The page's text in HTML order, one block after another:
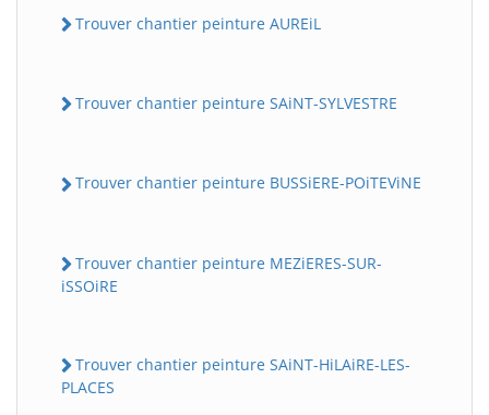
Trouver chantier peinture AUREiL
Trouver chantier peinture SAiNT-SYLVESTRE
Trouver chantier peinture BUSSiERE-POiTEViNE
Trouver chantier peinture MEZiERES-SUR-
iSSOiRE
Trouver chantier peinture SAiNT-HiLAiRE-LES-
PLACES